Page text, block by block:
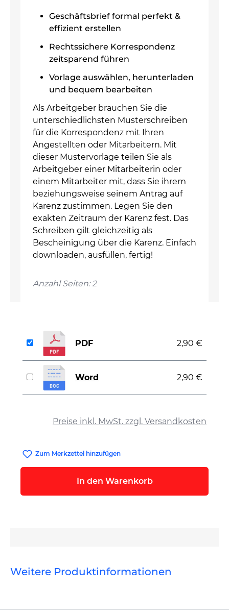
Geschäftsbrief formal perfekt &
effizient erstellen
Rechtssichere Korrespondenz
zeitsparend führen
Vorlage auswählen, herunterladen
und bequem bearbeiten
Als Arbeitgeber brauchen Sie die
unterschiedlichsten Musterschreiben
für die Korrespondenz mit Ihren
Angestellten oder Mitarbeitern. Mit
dieser Mustervorlage teilen Sie als
Arbeitgeber einer Mitarbeiterin oder
einem Mitarbeiter mit, dass Sie ihrem
beziehungsweise seinem Antrag auf
Karenz zustimmen. Legen Sie den
exakten Zeitraum der Karenz fest. Das
Schreiben gilt gleichzeitig als
Bescheinigung über die Karenz. Einfach
downloaden, ausfüllen, fertig!
Anzahl Seiten: 2
Preise inkl. MwSt. zzgl. Versandkosten
PDF 2,90 €
Word 2,90 €
Zum Merkzettel hinzufügen
In den Warenkorb
Weitere Produktinformationen